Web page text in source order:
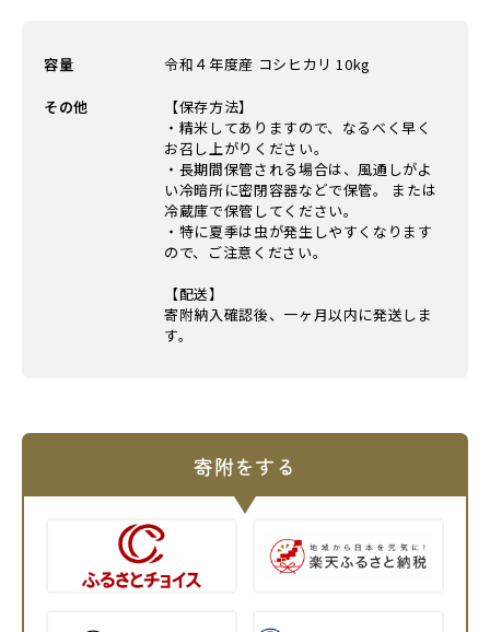
容量 令和４年度産 コシヒカリ 10kg
その他
【保存方法】
・精米してありますので、なるべく早く
お召し上がりください。
・長期間保管される場合は、風通しがよ
い冷暗所に密閉容器などで保管。 または
冷蔵庫で保管してください。
・特に夏季は虫が発生しやすくなります
ので、ご注意ください。
【配送】
寄附納入確認後、一ヶ月以内に発送しま
す。
寄附をする